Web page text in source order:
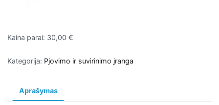
Kaina parai: 30,00 €
Kategorija: Pjovimo ir suvirinimo įranga
Aprašymas